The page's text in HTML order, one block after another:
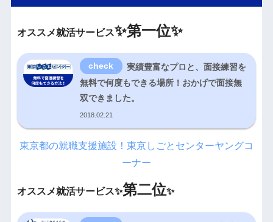
オススメ就活サービス✨第一位✨
実績豊富なプロと、面接練習を
無料で何度もできる場所！おかげで面接無
双できました。
2018.02.21
東京都の就職支援施設！東京しごとセンターヤングコ
ーナー
オススメ就活サービス✨第二位✨